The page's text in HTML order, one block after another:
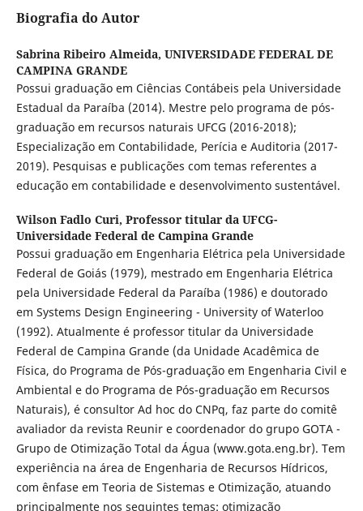
Biografia do Autor
Sabrina Ribeiro Almeida, UNIVERSIDADE FEDERAL DE
CAMPINA GRANDE
Possui graduação em Ciências Contábeis pela Universidade
Estadual da Paraíba (2014). Mestre pelo programa de pós-
graduação em recursos naturais UFCG (2016-2018);
Especialização em Contabilidade, Perícia e Auditoria (2017-
2019). Pesquisas e publicações com temas referentes a
educação em contabilidade e desenvolvimento sustentável.
Wilson Fadlo Curi, Professor titular da UFCG-
Universidade Federal de Campina Grande
Possui graduação em Engenharia Elétrica pela Universidade
Federal de Goiás (1979), mestrado em Engenharia Elétrica
pela Universidade Federal da Paraíba (1986) e doutorado
em Systems Design Engineering - University of Waterloo
(1992). Atualmente é professor titular da Universidade
Federal de Campina Grande (da Unidade Acadêmica de
Física, do Programa de Pós-graduação em Engenharia Civil e
Ambiental e do Programa de Pós-graduação em Recursos
Naturais), é consultor Ad hoc do CNPq, faz parte do comitê
avaliador da revista Reunir e coordenador do grupo GOTA -
Grupo de Otimização Total da Água (www.gota.eng.br). Tem
experiência na área de Engenharia de Recursos Hídricos,
com ênfase em Teoria de Sistemas e Otimização, atuando
principalmente nos seguintes temas: otimização